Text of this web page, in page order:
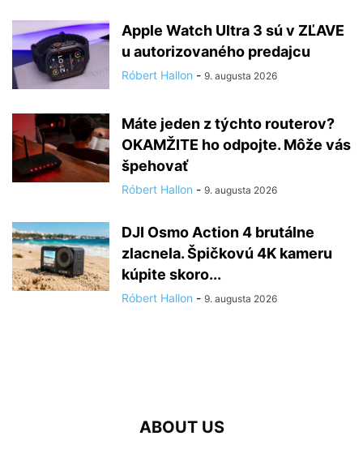
Apple Watch Ultra 3 sú v ZĽAVE
u autorizovaného predajcu
Róbert Hallon - 9. augusta 2026
Máte jeden z týchto routerov?
OKAMŽITE ho odpojte. Môže vás
špehovať
Róbert Hallon - 9. augusta 2026
DJI Osmo Action 4 brutálne
zlacnela. Špičkovú 4K kameru
kúpite skoro...
Róbert Hallon - 9. augusta 2026
ABOUT US